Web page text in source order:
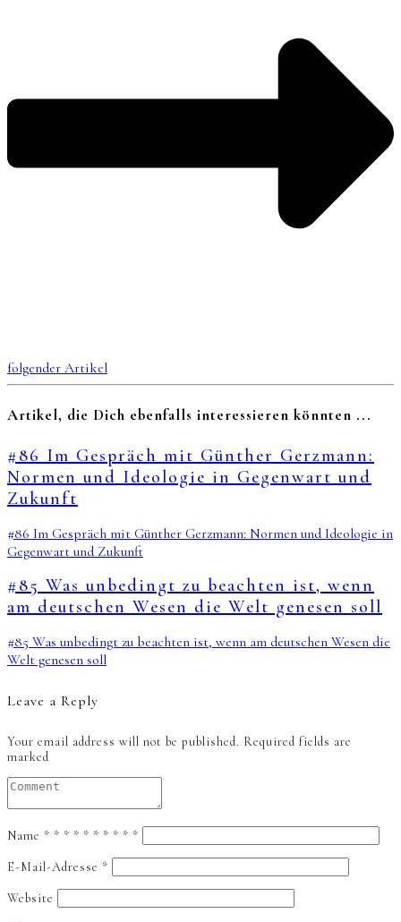
folgender Artikel
Artikel, die Dich ebenfalls interessieren könnten ...
#86 Im Gespräch mit Günther Gerzmann:
Normen und Ideologie in Gegenwart und
Zukunft
#86 Im Gespräch mit Günther Gerzmann: Normen und Ideologie in
Gegenwart und Zukunft
#85 Was unbedingt zu beachten ist, wenn
am deutschen Wesen die Welt genesen soll
#85 Was unbedingt zu beachten ist, wenn am deutschen Wesen die
Welt genesen soll
Leave a Reply
Your email address will not be published. Required fields are
marked
Name * * * * * * * * * *
E-Mail-Adresse *
Website